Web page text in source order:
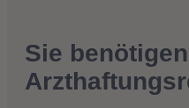
Sie benötigen